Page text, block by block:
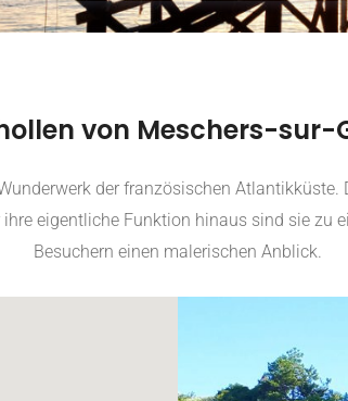
von Meschers-sur-
der französischen Atlantikküste.
eigentliche Funktion hinaus sind sie zu
Besuchern einen malerischen Anblick.